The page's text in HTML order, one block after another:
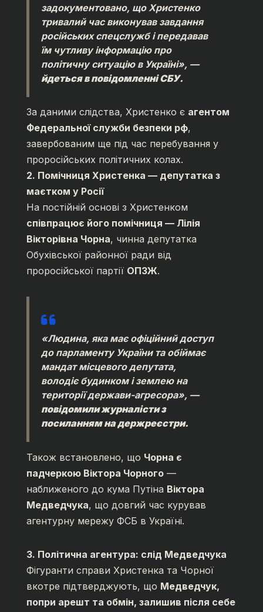
задокументовано, що Христенко
тривалий час виконував завдання
російських спецслужб і передавав
їм чутливу інформацію про
політичну ситуацію в Україні», —
йдеться в повідомленні СБУ.
За даними слідства, Христенко є агентом
Федеральної служби безпеки рф,
завербованим ще під час перебування у
проросійських політичних колах.
2. Помічниця Христенка — депутатка з
маєтком у Росії
На постійній основі з Христенком
співпрацює його помічниця — Лілія
Вікторівна Чорна, чинна депутатка
Обухівської районної ради від
проросійської партії ОПЗЖ.
«Людина, яка має офіційний доступ
до парламенту України та обіймає
мандат місцевого депутата,
володіє будинком і землею на
території держави-агресора», —
повідомили журналісти з
посиланням на держреєстри.
Також встановлено, що Чорна є
падчеркою Віктора Чорного —
наближеного до кума Путіна Віктора
Медведчука, що довгий час курував
агентурну мережу ФСБ в Україні.
3. Політична агентура: слід Медведчука
Фігуранти справи Христенка та Чорної
вкотре підтверджують, що Медведчук,
попри арешт та обмін, залишив після себе